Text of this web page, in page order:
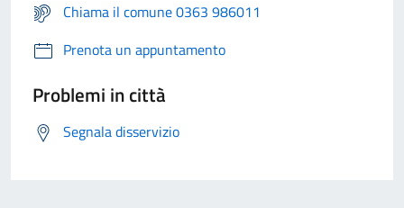
Chiama il comune 0363 986011
Prenota un appuntamento
Problemi in città
Segnala disservizio